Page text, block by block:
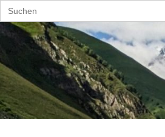
Search
for:
Skip
content